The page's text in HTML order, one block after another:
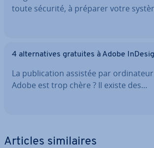
toute sécurité, à préparer votre
4 al­ter­na­tives gratuites à Adobe
La pu­bli­ca­tion assistée par or­di­na­teur
Adobe est trop chère ? Il existe des…
Articles si­mi­laires